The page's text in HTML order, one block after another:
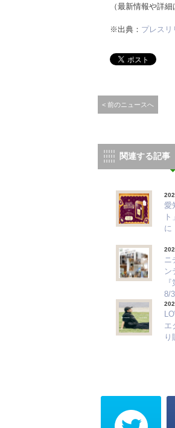
（最新情報や詳
※出典： プレスリ
< 前のニュースへ
関連する記事
愛
に
ニ
ン
8/
エ
り